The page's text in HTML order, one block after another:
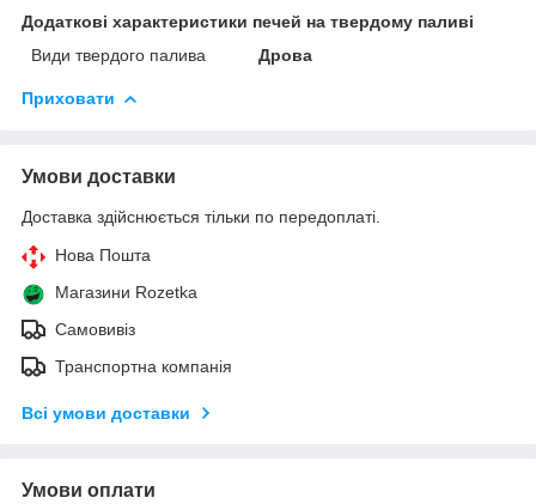
Додаткові характеристики печей на твердому паливі
Види твердого палива
Дрова
Приховати
Умови доставки
Доставка здійснюється тільки по передоплаті.
Нова Пошта
Магазини Rozetka
Самовивіз
Транспортна компанія
Всі умови доставки
Умови оплати